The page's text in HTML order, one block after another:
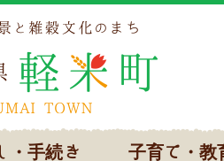
・手続き 子育て・教